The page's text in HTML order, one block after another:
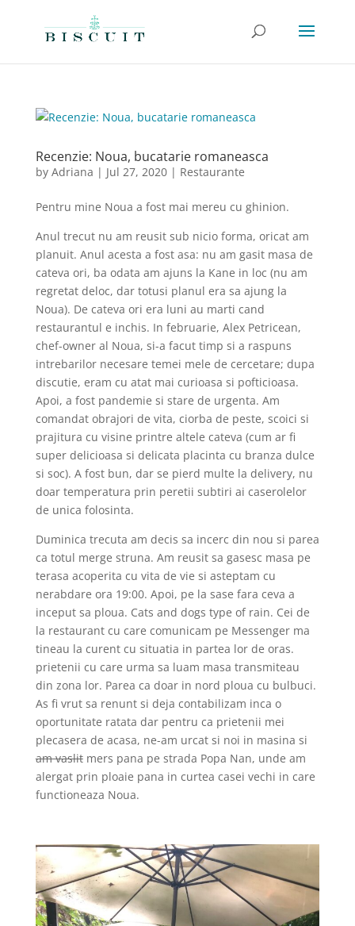
Recenzie: Noua, bucatarie romaneasca
by Adriana | Jul 27, 2020| Restaurante
Pentru mine Noua a fost mai mereu cu ghinion.
Anul trecut nu am reusit sub nicio forma, oricat am
planuit. Anul acesta a fost asa: nu am gasit masa de
cateva ori, ba odata am ajuns la Kane in loc (nu am
regretat deloc, dar totusi planul era sa ajung la
Noua). De cateva ori era luni au marti cand
restaurantul e inchis. In februarie, Alex Petricean,
chef-owner al Noua, si-a facut timp si a raspuns
intrebarilor necesare temei mele de cercetare; dupa
discutie, eram cu atat mai curioasa si pofticioasa.
Apoi, a fost pandemie si stare de urgenta. Am
comandat obrajori de vita, ciorba de peste, scoici si
prajitura cu visine printre altele cateva (cum ar fi
super delicioasa si delicata placinta cu branza dulce
si soc). A fost bun, dar se pierd multe la delivery, nu
doar temperatura prin peretii subtiri ai caserolelor
de unica folosinta.
Duminica trecuta am decis sa incerc din nou si parea
ca totul merge struna. Am reusit sa gasesc masa pe
terasa acoperita cu vita de vie si asteptam cu
nerabdare ora 19:00. Apoi, pe la sase fara ceva a
inceput sa ploua. Cats and dogs type of rain. Cei de
la restaurant cu care comunicam pe Messenger ma
tineau la curent cu situatia in partea lor de oras.
prietenii cu care urma sa luam masa transmiteau
din zona lor. Parea ca doar in nord ploua cu bulbuci.
As fi vrut sa renunt si deja contabilizam inca o
oportunitate ratata dar pentru ca prietenii mei
plecasera de acasa, ne-am urcat si noi in masina si
am vaslitmers pana pe strada Popa Nan, unde am
alergat prin ploaie pana in curtea casei vechi in care
functioneaza Noua.